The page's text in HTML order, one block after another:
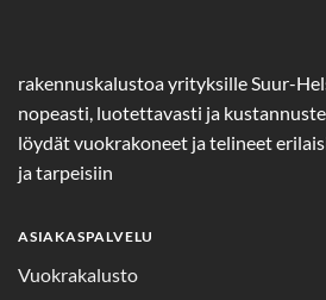
rakennuskalustoa yrityksille Suur-
nopeasti, luotettavasti ja
löydät vuokrakoneet ja telineet
ja tarpeisiin
ASIAKASPALVELU
Vuokrakalusto